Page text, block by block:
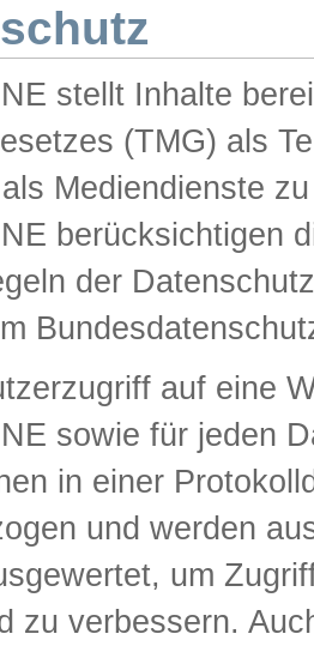
stellt Inhalte
(TMG) als
Mediendienste
berücksichtigen
der
auf eine
sowie für jeden
in einer
und werden
um
zu verbessern.